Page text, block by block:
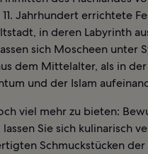
Jahrhundert errichtete
in deren Labyrinth
sich Moscheen unter
dem Mittelalter, als in
und der Islam
viel mehr zu bieten:
Sie sich kulinarisch
Schmuckstücken